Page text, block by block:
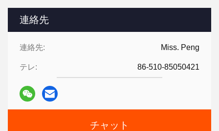
連絡先
連絡先: Miss. Peng
テレ: 86-510-85050421
チャット